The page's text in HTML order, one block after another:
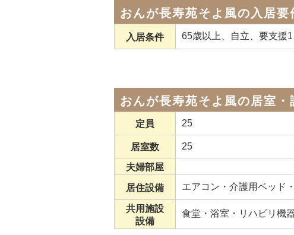
おんが長寿苑そよ風の入居要
入居条件 65歳以上、自立、要支援
おんが長寿苑そよ風の居室・
定員 25
居室数 25
夫婦部屋
居住設備 エアコン・介護用ベッド
共用施設
設備
食堂・浴室・リハビリ機